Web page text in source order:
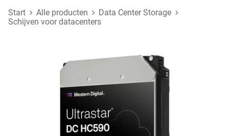
Specificaties
Start Alle producten
Data Center Storage
Schijven voor datacenters